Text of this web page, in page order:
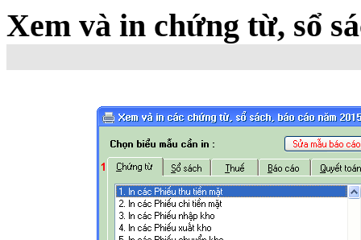
Xem và in chứng từ, sổ